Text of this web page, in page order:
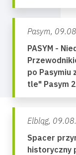
Pasym,
PASYM -
po Pasymiu
tle" Pasym
Elbląg,
Spacer
historyczny